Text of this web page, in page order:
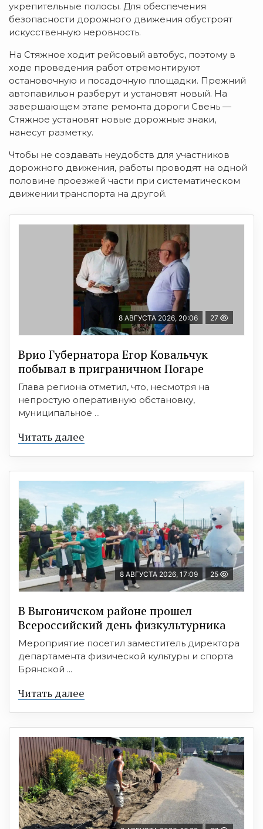
укрепительные полосы. Для обеспечения
безопасности дорожного движения обустроят
искусственную неровность.
На Стяжное ходит рейсовый автобус, поэтому в
ходе проведения работ отремонтируют
остановочную и посадочную площадки. Прежний
автопавильон разберут и установят новый. На
завершающем этапе ремонта дороги Свень —
Стяжное установят новые дорожные знаки,
нанесут разметку.
Чтобы не создавать неудобств для участников
дорожного движения, работы проводят на одной
половине проезжей части при систематическом
движении транспорта на другой.
8 АВГУСТА 2026, 20:06 27
Врио Губернатора Егор Ковальчук
побывал в приграничном Погаре
Глава региона отметил, что, несмотря на
непростую оперативную обстановку,
муниципальное ...
Читать далее
8 АВГУСТА 2026, 17:09 25
В Выгоничском районе прошел
Всероссийский день физкультурника
Мероприятие посетил заместитель директора
департамента физической культуры и спорта
Брянской ...
Читать далее